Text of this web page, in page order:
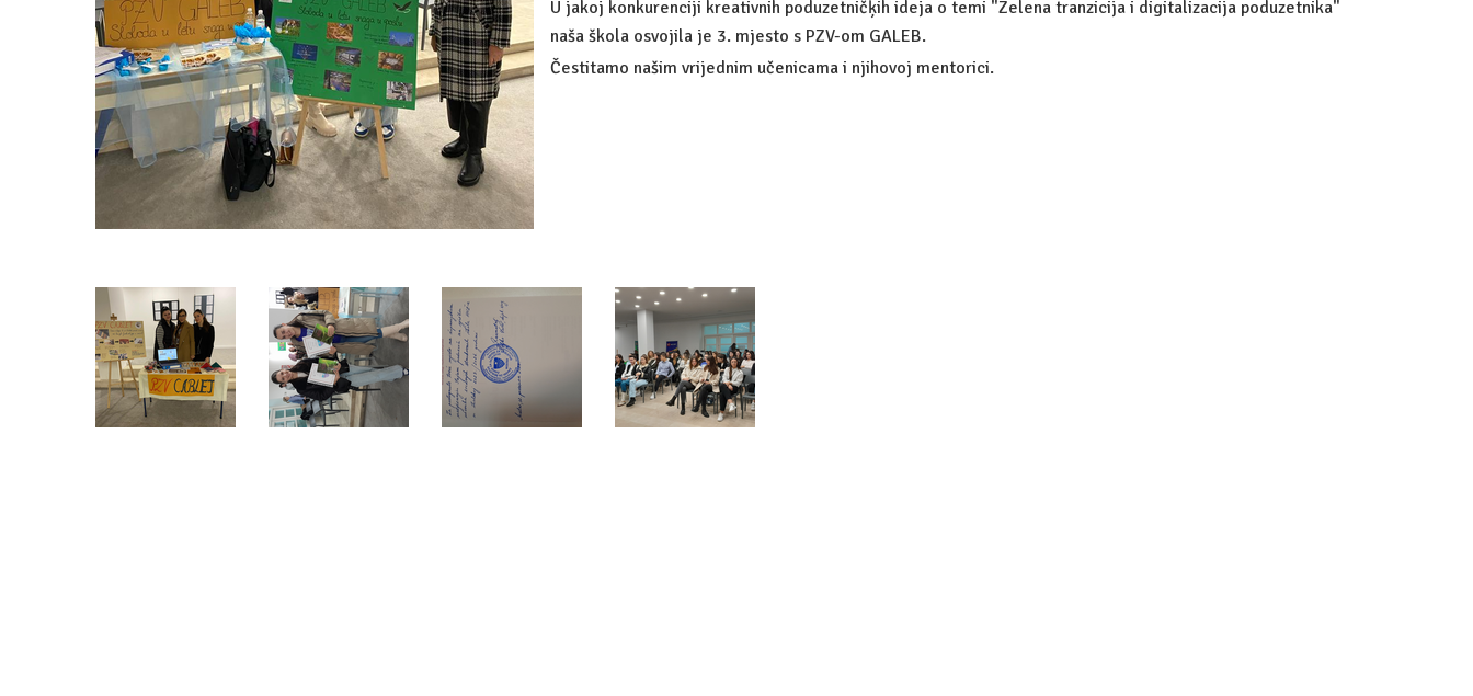
U jakoj konkurenciji kreativnih poduzetničķih ideja o temi "Zelena tranzicija i digitalizacija poduzetnika"
naša škola osvojila je 3. mjesto s PZV-om GALEB.
Čestitamo našim vrijednim učenicama i njihovoj mentorici.